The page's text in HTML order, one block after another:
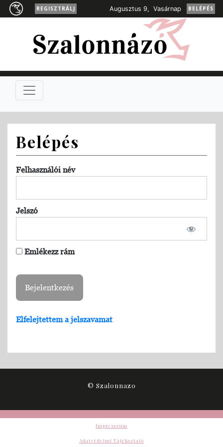
REGISZTRÁLJ Augusztus 9, Vasárnap BELÉPÉS
Belépés
Felhasználói név
Jelszó
Emlékezz rám
Elfelejtettem a jelszavamat
© Szalonnazo
Impresszum
Adatvédelmi Tájékoztató